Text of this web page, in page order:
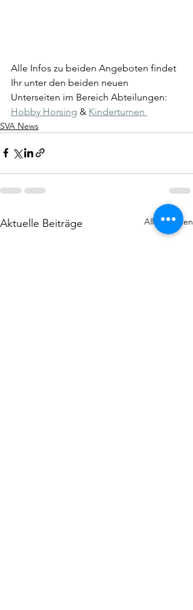
Alle Infos zu beiden Angeboten findet
Ihr unter den beiden neuen
Unterseiten im Bereich Abteilungen:
Hobby Horsing & Kinderturnen
SVA News
Aktuelle Beiträge Alle ansehen